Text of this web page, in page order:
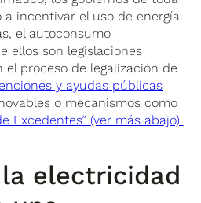
a incentivar el uso de energía
el autoconsumo
ellos son legislaciones
proceso de legalización de
y ayudas públicas
o mecanismos como
Excedentes” (ver más abajo).
electricidad